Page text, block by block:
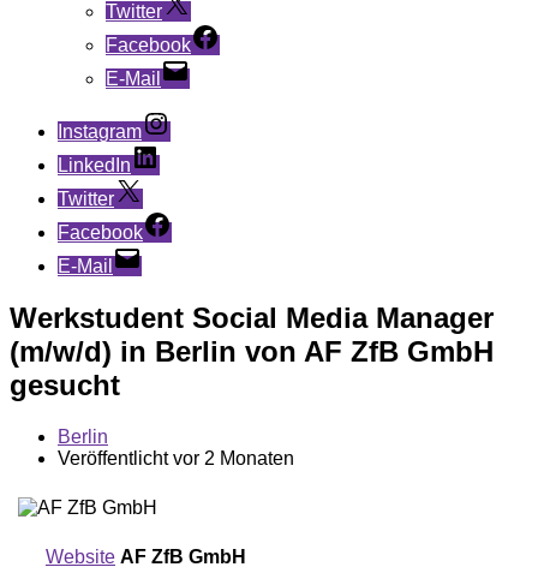
Twitter
Facebook
E-Mail
Instagram
LinkedIn
Twitter
Facebook
E-Mail
Werkstudent Social Media Manager
(m/w/d) in Berlin von AF ZfB GmbH
gesucht
Berlin
Veröffentlicht vor 2 Monaten
Website AF ZfB GmbH